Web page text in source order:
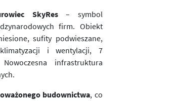
SkyRes– symbol
firm. Obiekt
sufity podwieszane,
i wentylacji, 7
infrastruktura
budownictwa, co